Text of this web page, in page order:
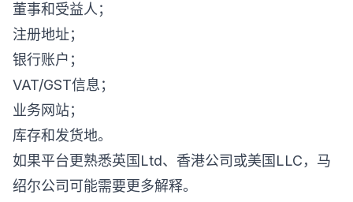
董事和受益人；
注册地址；
银行账户；
VAT/GST信息；
业务网站；
库存和发货地。
如果平台更熟悉英国Ltd、香港公司或美国LLC，马
绍尔公司可能需要更多解释。